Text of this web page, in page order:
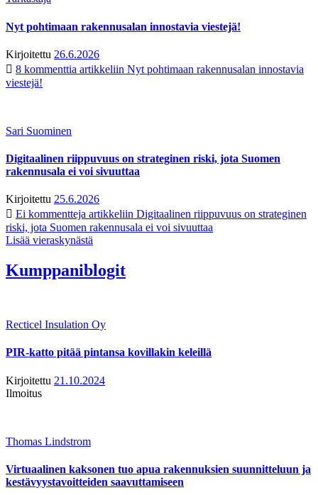
Nyt pohtimaan rakennusalan innostavia viestejä!
Kirjoitettu 26.6.2026
8 kommenttia artikkeliin Nyt pohtimaan rakennusalan innostavia
viestejä!
Sari Suominen
Digitaalinen riippuvuus on strateginen riski, jota Suomen
rakennusala ei voi sivuuttaa
Kirjoitettu 25.6.2026
Ei kommentteja artikkeliin Digitaalinen riippuvuus on strateginen
riski, jota Suomen rakennusala ei voi sivuuttaa
Lisää vieraskynästä
Kumppaniblogit
Recticel Insulation Oy
PIR-katto pitää pintansa kovillakin keleillä
Kirjoitettu 21.10.2024
Ilmoitus
Thomas Lindstrom
Virtuaalinen kaksonen tuo apua rakennuksien suunnitteluun ja
kestävyystavoitteiden saavuttamiseen